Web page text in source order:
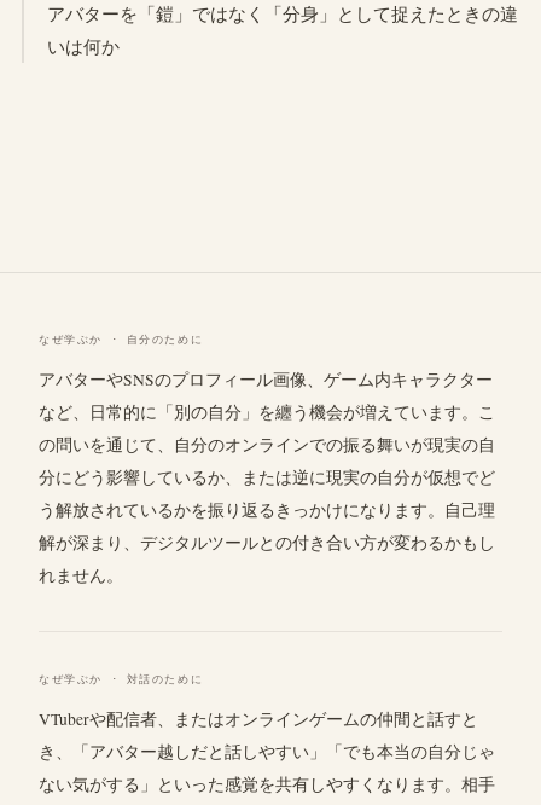
アバターを「鎧」ではなく「分身」として捉えたときの違
いは何か
なぜ学ぶか · 自分のために
アバターやSNSのプロフィール画像、ゲーム内キャラクター
など、日常的に「別の自分」を纏う機会が増えています。こ
の問いを通じて、自分のオンラインでの振る舞いが現実の自
分にどう影響しているか、または逆に現実の自分が仮想でど
う解放されているかを振り返るきっかけになります。自己理
解が深まり、デジタルツールとの付き合い方が変わるかもし
れません。
なぜ学ぶか · 対話のために
VTuberや配信者、またはオンラインゲームの仲間と話すと
き、「アバター越しだと話しやすい」「でも本当の自分じゃ
ない気がする」といった感覚を共有しやすくなります。相手